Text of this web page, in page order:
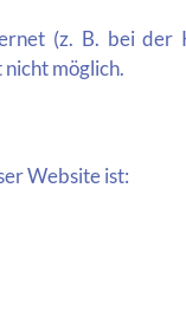
(z. B. bei der
möglich.
Website ist: